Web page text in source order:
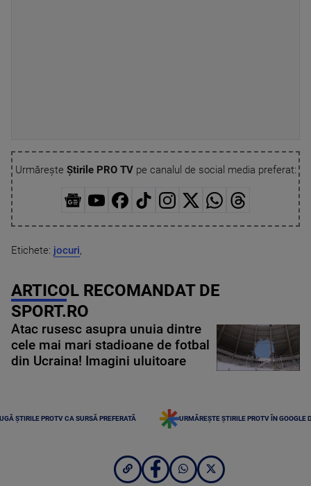
Urmărește Știrile PRO TVpe canalul de social media preferat:
Etichete: jocuri,
ARTICOL RECOMANDAT DE
SPORT.RO
Atac rusesc asupra unuia dintre
cele mai mari stadioane de fotbal
din Ucraina! Imagini uluitoare
ȘTIRILE PROTV CA SURSĂ PREFERATĂ URMĂREȘTE ȘTIRILE PROTV ÎN GOOGLE